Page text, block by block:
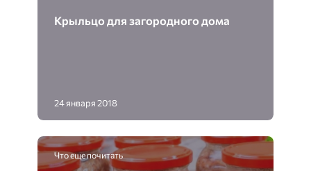
Крыльцо для загородного дома
24 января 2018
Что еще почитать